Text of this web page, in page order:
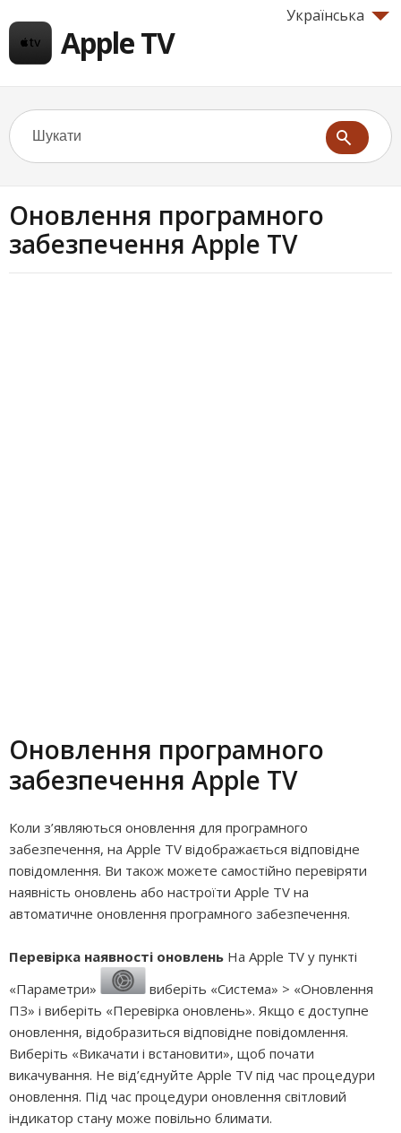
Українська
Apple TV
Оновлення програмного
забезпечення Apple TV
Оновлення програмного
забезпечення Apple TV
Коли з’являються оновлення для програмного
забезпечення, на Apple TV відображається відповідне
повідомлення. Ви також можете самостійно перевіряти
наявність оновлень або настроїти Apple TV на
автоматичне оновлення програмного забезпечення.
Перевірка наявності оновлень На Apple TV у пункті
«Параметри»
виберіть «Система» > «Оновлення
ПЗ» і виберіть «Перевірка оновлень». Якщо є доступне
оновлення, відобразиться відповідне повідомлення.
Виберіть «Викачати і встановити», щоб почати
викачування. Не від’єднуйте Apple TV під час процедури
оновлення. Під час процедури оновлення світловий
індикатор стану може повільно блимати.